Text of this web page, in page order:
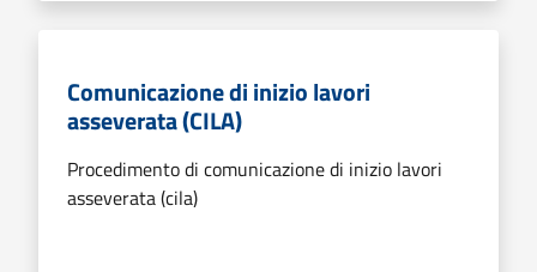
Comunicazione di inizio lavori
asseverata (CILA)
Procedimento di comunicazione di inizio lavori
asseverata (cila)